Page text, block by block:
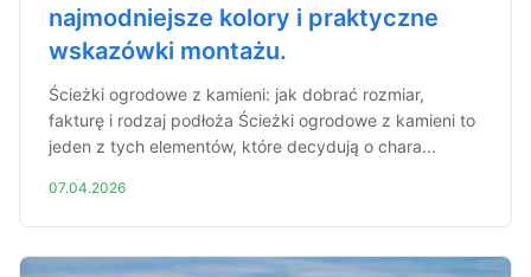
najmodniejsze kolory i praktyczne
wskazówki montażu.
Ścieżki ogrodowe z kamieni: jak dobrać rozmiar,
fakturę i rodzaj podłoża Ścieżki ogrodowe z kamieni to
jeden z tych elementów, które decydują o chara...
07.04.2026